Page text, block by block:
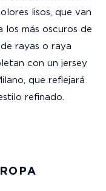
lisos, que van
los más oscuros de
rayas o raya
con un jersey
que reflejará
refinado.